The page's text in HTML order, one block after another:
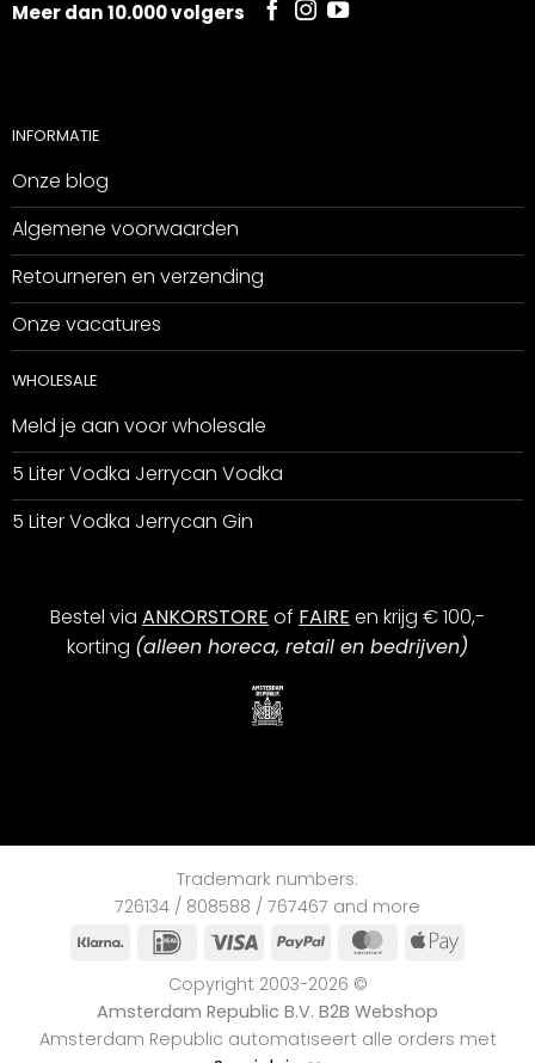
Meer dan 10.000 volgers
INFORMATIE
Onze blog
Algemene voorwaarden
Retourneren en verzending
Onze vacatures
WHOLESALE
Meld je aan voor wholesale
5 Liter Vodka Jerrycan Vodka
5 Liter Vodka Jerrycan Gin
Bestel via ANKORSTORE of FAIRE en krijg € 100,-
korting (alleen horeca, retail en bedrijven)
Trademark numbers:
726134 / 808588 / 767467 and more
Klarna
iDEAL Visa PayPal MasterCard
Apple
Copyright 2003-2026 ©
Amsterdam Republic B.V. B2B Webshop
Amsterdam Republic automatiseert alle orders met